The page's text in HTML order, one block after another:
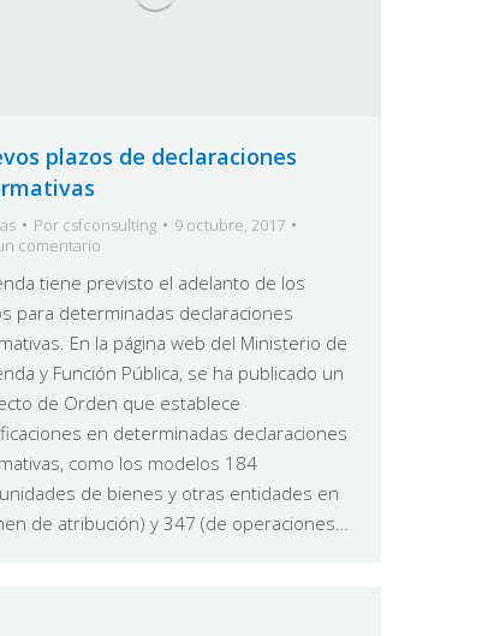
plazos de declaraciones
Por csfconsulting
9 octubre, 2017
comentario
tiene previsto el adelanto de los
para determinadas declaraciones
En la página web del Ministerio de
y Función Pública, se ha publicado un
de Orden que establece
en determinadas declaraciones
como los modelos 184
de bienes y otras entidades en
de atribución) y 347 (de operaciones…